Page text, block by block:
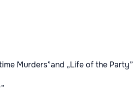
Murders”and „Life of the Party”